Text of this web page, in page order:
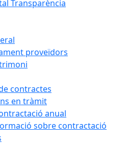
Transparència
proveïdors
contractes
en tràmit
anual
sobre contractació